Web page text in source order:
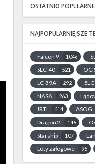
OSTATNIO POPULARNE
NAJPOPULARNIEJSZE
Falcon 9 1046
SLC-40 521
LC-39A 292
NASA 263
JRTI 214 ASOG
Dragon 2 145
Starship 107
Loty załogowe 95